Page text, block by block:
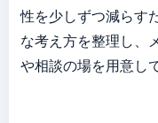
性を少しずつ減らす
な考え方を整理し、
や相談の場を用意し